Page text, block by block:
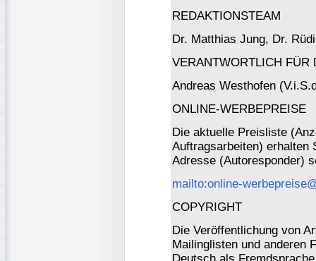
REDAKTIONSTEAM
Dr. Matthias Jung, Dr.
VERANTWORTLICH FÜR
Andreas Westhofen
ONLINE-WERBEPREISE
Die aktuelle Preisliste
Auftragsarbeiten) erhalten
Adresse (Autoresponder)
mailto:online-
COPYRIGHT
Die Veröffentlichung von
Mailinglisten und anderen
Deutsch als